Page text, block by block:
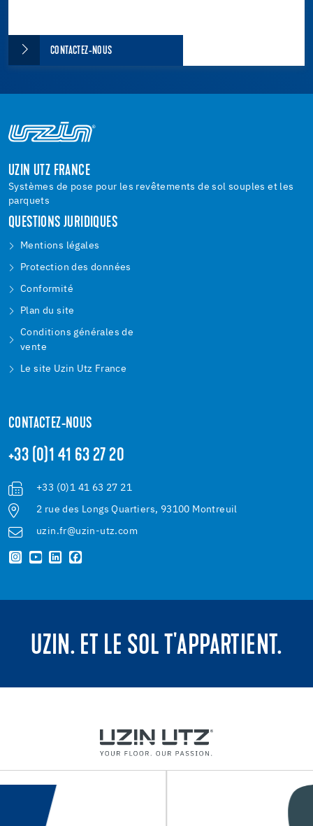
CONTACTEZ-NOUS
UZIN UTZ FRANCE
Systèmes de pose pour les revêtements de sol souples et les
parquets
QUESTIONS JURIDIQUES
Mentions légales
Protection des données
Conformité
Plan du site
Conditions générales de
vente
Le site Uzin Utz France
CONTACTEZ-NOUS
+33 (0)1 41 63 27 20
+33 (0)1 41 63 27 21
2 rue des Longs Quartiers, 93100 Montreuil
uzin.fr@uzin-utz.com
UZIN. ET LE SOL T'APPARTIENT.